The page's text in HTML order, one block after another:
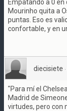
Empatando a 0 en
Mourinho quita a
puntas. Eso es
confortable, y en
diecisiete ·
"Para mí el
Madrid de
virtudes, pero con